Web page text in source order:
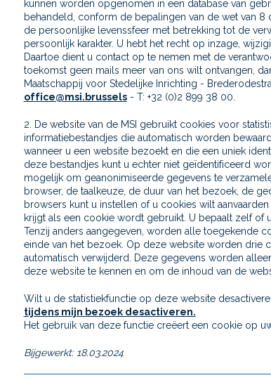
kunnen worden opgenomen in een database van
behandeld, conform de bepalingen van de wet van
de persoonlijke levenssfeer met betrekking tot de
persoonlijk karakter. U hebt het recht op inzage,
Daartoe dient u contact op te nemen met de
toekomst geen mails meer van ons wilt ontvangen,
Maatschappij voor Stedelijke Inrichting -
office@msi.brussels- T: +32 (0)2 899 38 00.
2. De website van de MSI gebruikt cookies voor
informatiebestandjes die automatisch worden
wanneer u een website bezoekt en die een uniek
deze bestandjes kunt u echter niet geïdentificeerd
mogelijk om geanonimiseerde gegevens te
browser, de taalkeuze, de duur van het bezoek, de
browsers kunt u instellen of u cookies wilt
krijgt als een cookie wordt gebruikt. U bepaalt zelf of
Tenzij anders aangegeven, worden alle toegekende
einde van het bezoek. Op deze website worden drie
automatisch verwijderd. Deze gegevens worden
deze website te kennen en om de inhoud van de
Wilt u de statistiekfunctie op deze website
tijdens mijn bezoek desactiveren.
Het gebruik van deze functie creëert een cookie op
Bijgewerkt: 18.03.2024